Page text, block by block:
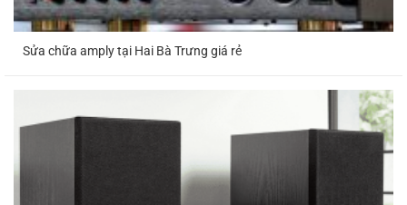
Sửa chữa amply tại Hai Bà Trưng giá rẻ